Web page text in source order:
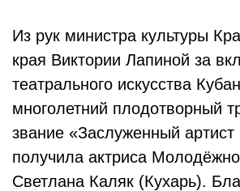
Из рук министра культуры
края Виктории Лапиной за
театрального искусства
многолетний плодотворный
звание «Заслуженный артист
получила актриса
Светлана Каляк (Кухарь).